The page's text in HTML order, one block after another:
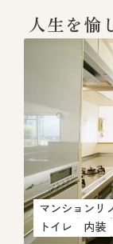
人生を愉
マンションリ
トイレ
内装